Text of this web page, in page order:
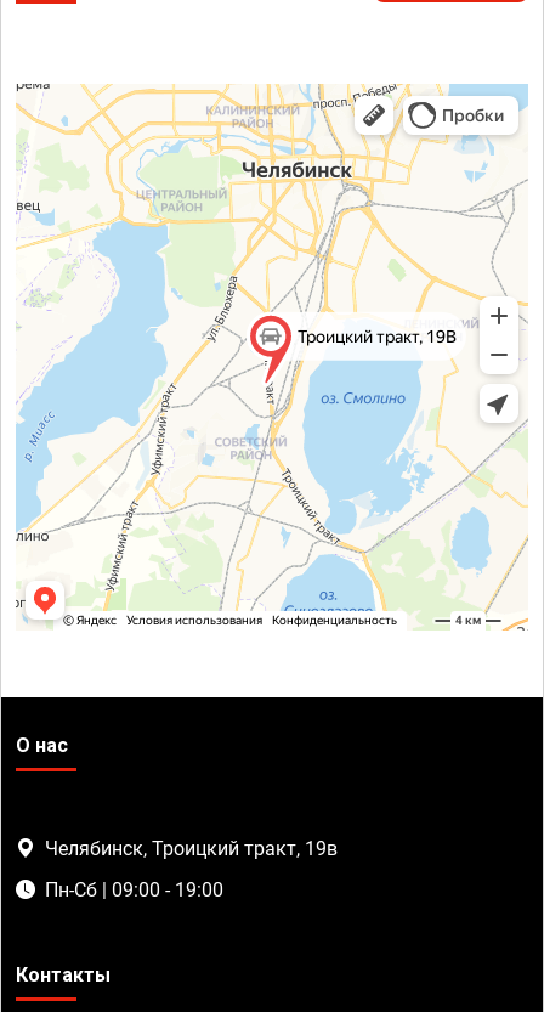
О нас
Челябинск, Троицкий тракт, 19в
Пн-Сб | 09:00 - 19:00
Контакты